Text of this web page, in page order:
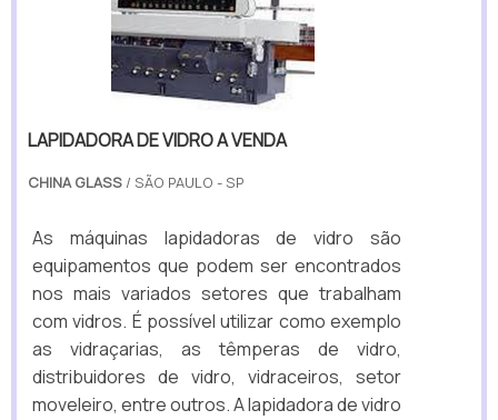
LAPIDADORA DE VIDRO A VENDA
CHINA GLASS / SÃO PAULO - SP
As máquinas lapidadoras de vidro são
equipamentos que podem ser encontrados
nos mais variados setores que trabalham
com vidros. É possível utilizar como exemplo
as vidraçarias, as têmperas de vidro,
distribuidores de vidro, vidraceiros, setor
moveleiro, entre outros. A lapidadora de vidro